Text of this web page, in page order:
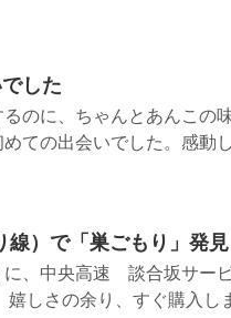
した
のに、ちゃんとあんこの
ての出会いでした。感動
線）で「巣ごもり」発見
に、中央高速 談合坂サー
嬉しさの余り、すぐ購入し